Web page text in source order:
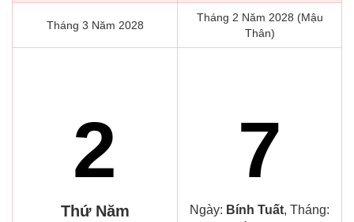
Tháng 3 Năm 2028
Tháng 2 Năm 2028 (Mậu
Thân)
2
Thứ Năm
7
Ngày: Bính Tuất, Tháng: